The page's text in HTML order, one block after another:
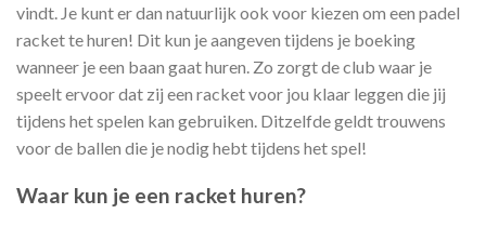
vindt. Je kunt er dan natuurlijk ook voor kiezen om een padel
racket te huren! Dit kun je aangeven tijdens je boeking
wanneer je een baan gaat huren. Zo zorgt de club waar je
speelt ervoor dat zij een racket voor jou klaar leggen die jij
tijdens het spelen kan gebruiken. Ditzelfde geldt trouwens
voor de ballen die je nodig hebt tijdens het spel!
Waar kun je een racket huren?